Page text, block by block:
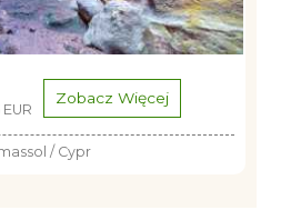
EUR
Zobacz Więcej
/ Cypr